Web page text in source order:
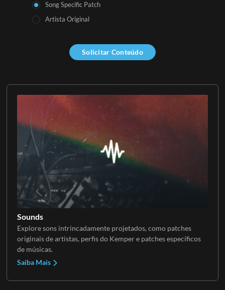
Sounds
Explore sons intrincadamente projetados, como patches
originais de artistas, perfis do Kemper e patches específicos
de músicas.
Saiba Mais
Song Specific Patch
Artista Original
Solicitar Conteúdo